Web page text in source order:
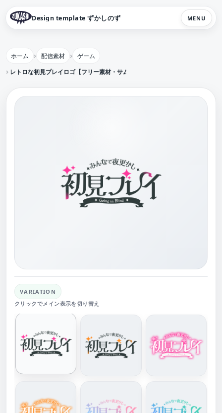
Design template ずかしのず MENU
ホーム 配信素材
ゲーム
レトロな初見プレイロゴ【フリー素材・サムネ素材】
VARIATION
クリックでメイン表示を切り替え